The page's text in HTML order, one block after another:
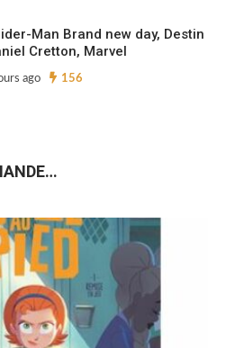
Man Brand new day, Destin
Cretton, Marvel
ago 156